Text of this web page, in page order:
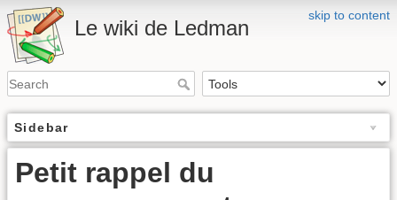
skip to content
Le wiki de Ledman
Sidebar
Petit rappel du